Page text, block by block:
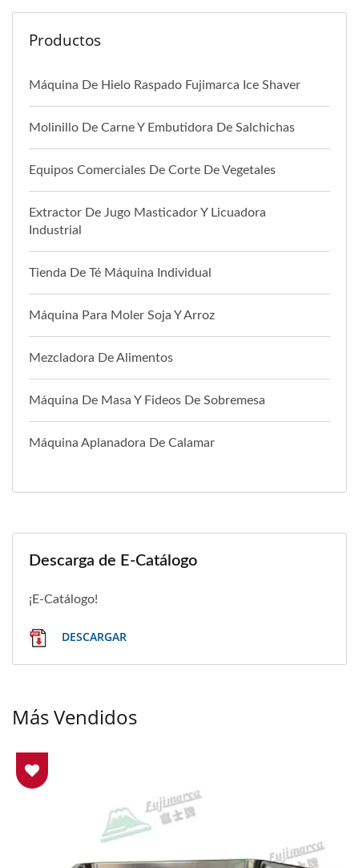
Productos
Máquina De Hielo Raspado Fujimarca Ice Shaver
Molinillo De Carne Y Embutidora De Salchichas
Equipos Comerciales De Corte De Vegetales
Extractor De Jugo Masticador Y Licuadora
Industrial
Tienda De Té Máquina Individual
Máquina Para Moler Soja Y Arroz
Mezcladora De Alimentos
Máquina De Masa Y Fideos De Sobremesa
Máquina Aplanadora De Calamar
Descarga de E-Catálogo
¡E-Catálogo!
DESCARGAR
Más Vendidos